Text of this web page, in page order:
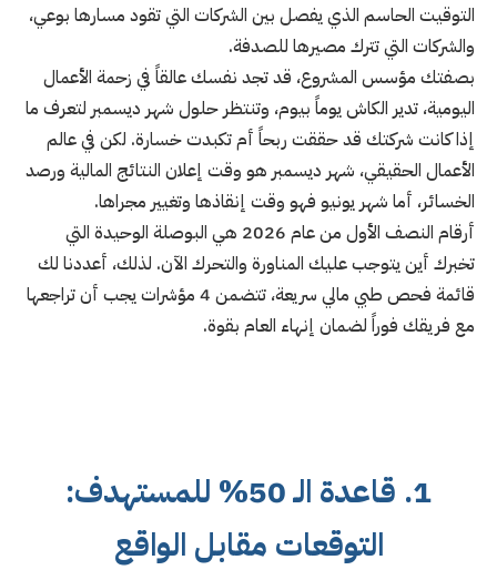
التوقيت الحاسم الذي يفصل بين الشركات التي تقود مسارها بوعي،
والشركات التي تترك مصيرها للصدفة.
بصفتك مؤسس المشروع، قد تجد نفسك عالقاً في زحمة الأعمال
اليومية، تدير الكاش يوماً بيوم، وتنتظر حلول شهر ديسمبر لتعرف ما
إذا كانت شركتك قد حققت ربحاً أم تكبدت خسارة. لكن في عالم
الأعمال الحقيقي، شهر ديسمبر هو وقت إعلان النتائج المالية ورصد
الخسائر، أما شهر يونيو فهو وقت إنقاذها وتغيير مجراها.
أرقام النصف الأول من عام 2026 هي البوصلة الوحيدة التي
تخبرك أين يتوجب عليك المناورة والتحرك الآن. لذلك، أعددنا لك
قائمة فحص طبي مالي سريعة، تتضمن 4 مؤشرات يجب أن تراجعها
مع فريقك فوراً لضمان إنهاء العام بقوة.
1. قاعدة الـ 50% للمستهدف:
التوقعات مقابل الواقع